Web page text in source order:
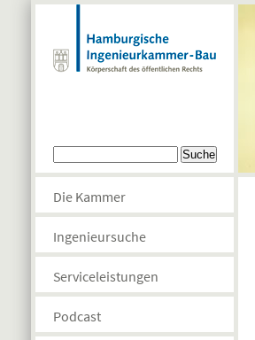
Direkt zum Inhalt
Suchformular
Die Kammer
Ingenieursuche
Serviceleistungen
Podcast